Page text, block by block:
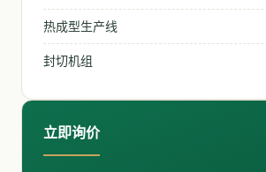
热成型生产线
封切机组
立即询价